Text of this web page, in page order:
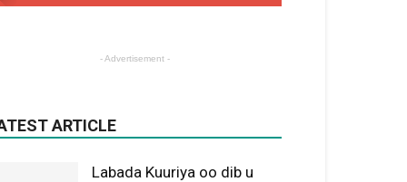
- Advertisement -
ARTICLE
Labada Kuuriya oo dib u